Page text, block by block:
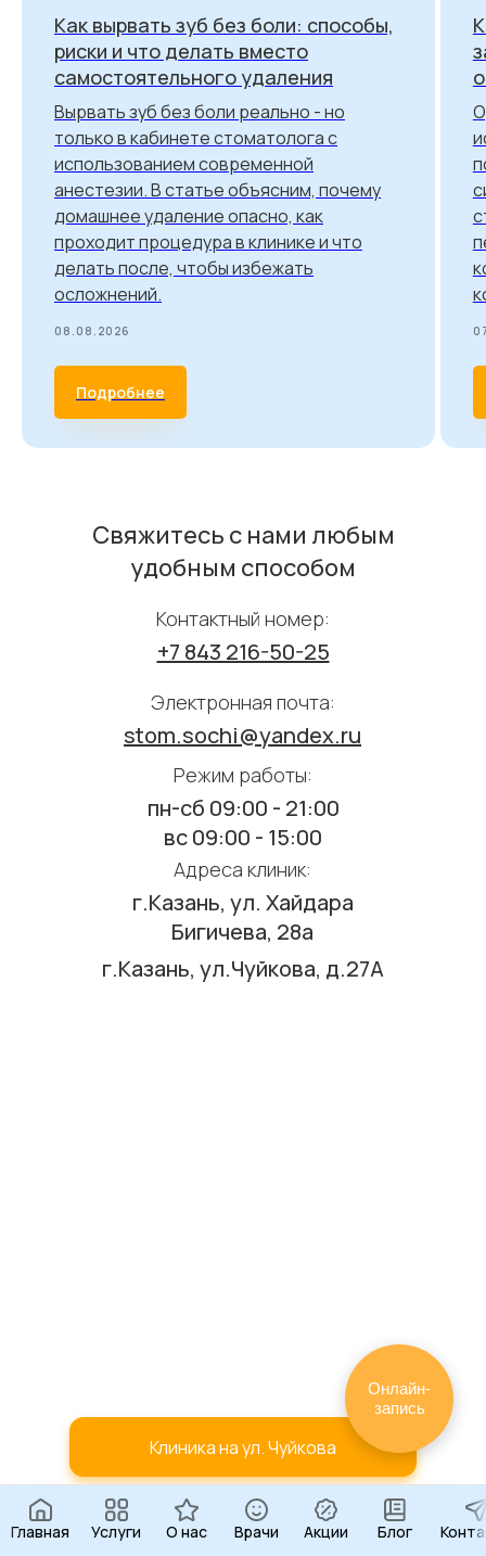
Главная Услуги О нас Врачи Акции Блог
Как вырвать зуб без боли: способы,
риски и что делать вместо
самостоятельного удаления
Вырвать зуб без боли реально - но
только в кабинете стоматолога с
использованием современной
анестезии. В статье объясним, почему
домашнее удаление опасно, как
проходит процедура в клинике и что
делать после, чтобы избежать
осложнений.
08.08.2026
Подробнее
Клиника на ул. Чуйкова
Клиника на Хайдара Бигичева
пн-cб 09:00 - 21:00
вс 09:00 - 15:00
+7 843 216-50-25
Контактный номер:
Режим работы:
Свяжитесь с нами любым
удобным способом
г.Казань, ул. Хайдара
Бигичева, 28а
г.Казань, ул.Чуйкова, д.27А
Адреса клиник:
Электронная почта:
stom.sochi@yandex.ru
Онлайн-
запись